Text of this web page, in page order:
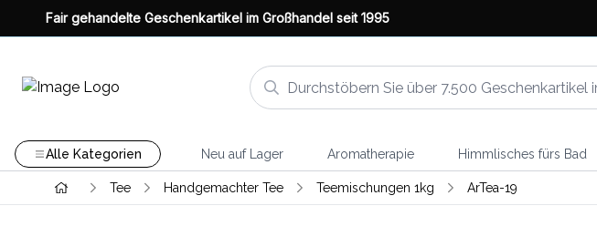
Fair gehandelte Geschenkartikel im Großhandel seit 1995
Alle Kategorien Neu auf Lager Aromatherapie Himmlisches fürs Bad
Tee Handgemachter Tee Teemischungen 1kg ArTea-19